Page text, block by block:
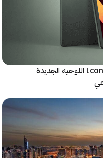
شركة Acer تكشف عن أجهزة Iconia Duo اللوحية الجديدة